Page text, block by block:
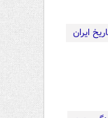
ایران